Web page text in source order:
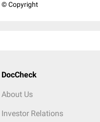
© Copyright
DocCheck
About Us
Investor Relations